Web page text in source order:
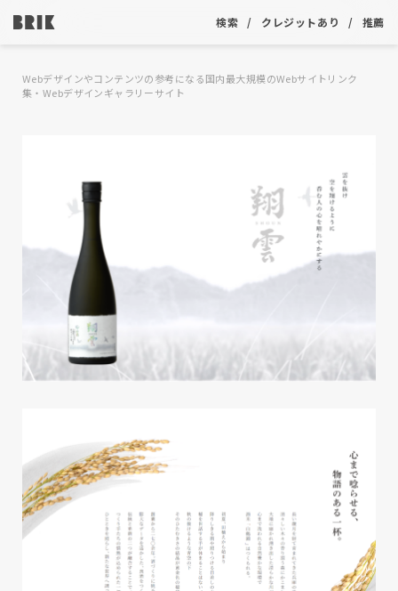
検索 クレジットあり 推薦
Webデザインやコンテンツの参考になる国内最大規模のWebサイトリンク
集・Webデザインギャラリーサイト